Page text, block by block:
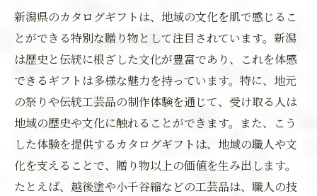
新潟県のカタログギフトは、地域の文化を肌で感じるこ
とができる特別な贈り物として注目されています。新潟
は歴史と伝統に根ざした文化が豊富であり、これを体感
できるギフトは多様な魅力を持っています。特に、地元
の祭りや伝統工芸品の制作体験を通じて、受け取る人は
地域の歴史や文化に触れることができます。また、こう
した体験を提供するカタログギフトは、地域の職人や文
化を支えることで、贈り物以上の価値を生み出します。
たとえば、越後塗や小千谷縮などの工芸品は、職人の技